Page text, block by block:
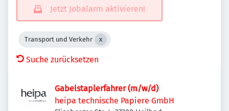
Jetzt Jobalarm aktivieren!
Transport und Verkehr
Suche zurücksetzen
Gabelstaplerfahrer (m/w/d)
heipa technische Papiere GmbH